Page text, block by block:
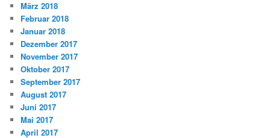
März 2018
Februar 2018
Januar 2018
Dezember 2017
November 2017
Oktober 2017
September 2017
August 2017
Juni 2017
Mai 2017
April 2017